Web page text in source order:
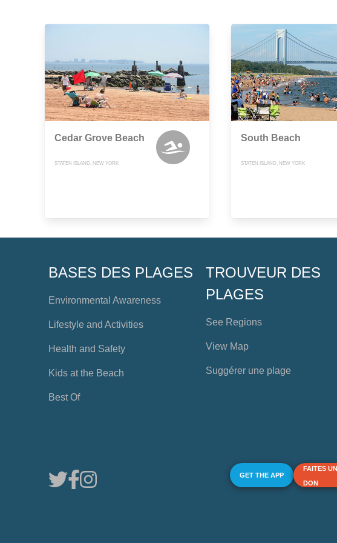
Cedar Grove Beach
STATEN ISLAND, NEW YORK
South Beach
STATEN ISLAND, NEW YORK
BASES DES PLAGES
Environmental Awareness
Lifestyle and Activities
Health and Safety
Kids at the Beach
Best Of
TROUVEUR DES
PLAGES
See Regions
View Map
Suggérer une plage
GET THE APP
FAITES UN
DON